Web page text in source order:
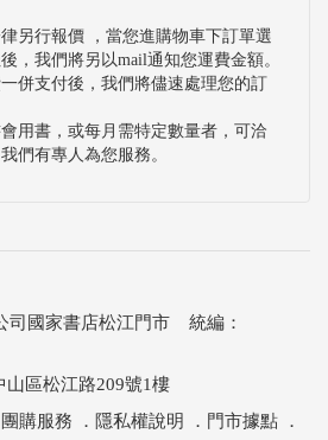
另行報價 ，當您進購物車下訂單選
，我們將另以mail通知您運費金額。
併支付後，我們將儘速處理您的訂
用書，或每月需特定數量者，可洽
我們有專人為您服務。
司國家書店松江門市 統編：
山區松江路209號1樓
團購服務 ． 隱私權說明 ． 門市據點 ．